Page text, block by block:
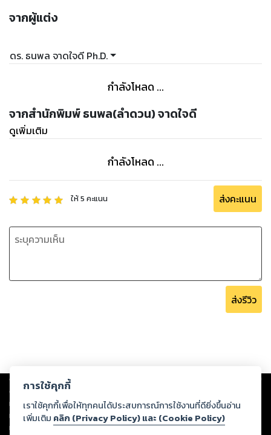
จากผู้แต่ง
ดร. ธนพล จาดใจดี Ph.D.
กำลังโหลด ...
จากสำนักพิมพ์ ธนพล(ลำดวน) จาดใจดี
ดูเพิ่มเติม
กำลังโหลด ...
ให้5 คะแนน ส่งคะแนน
ส่งรีวิว
Copyright © 2026
ต่อผลงานหรือเนื้อหาใดที่อัปโหลดผ่านเว็บไซต์และปรากฏว่าละเมิดสิทธิใน
ทรัพย์สินทางปัญญาของบุคคลอื่นหรือขัดต่อกฎหมายและศีลธรรม ดังนั้น ผู้อ่าน
ทุกท่านโปรดใช้วิจารณญาณในการกลั่นกรองด้วยตนเอง และหากท่านพบว่าส่วน
หนึ่งส่วนใดขัดต่อกฎหมายและศีลธรรม กรุณาแจ้งมายังบริษัท เพื่อทีมงานจะได้
การใช้คุกกี้
เราใช้คุกกี้เพื่อให้ทุกคนได้ประสบการณ์การใช้งานที่ดียิ่งขึ้นอ่าน
เพิ่มเติม คลิก (Privacy Policy) และ (Cookie Policy)